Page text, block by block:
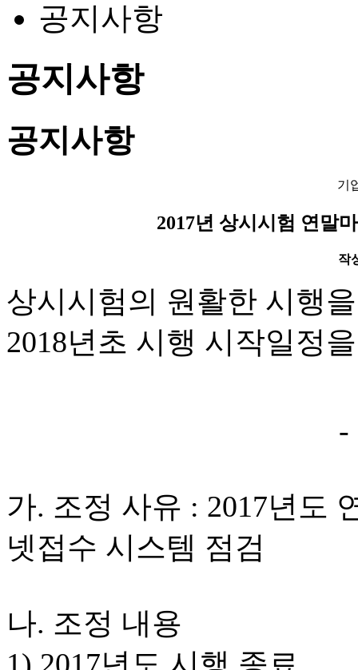
공지사항
공지사항
공지사항
기
2017년 상시시험 연말
작
상시시험의 원활한 시행
2018년초 시행 시작일정
-
가. 조정 사유 : 2017년도
넷접수 시스템 점검
나. 조정 내용